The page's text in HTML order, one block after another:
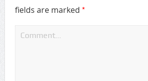
fields are marked *